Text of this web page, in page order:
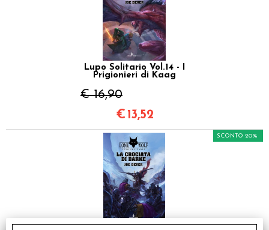
Lupo Solitario Vol.14 - I
Prigionieri di Kaag
€ 16,90
€ 13,52
SCONTO 20%